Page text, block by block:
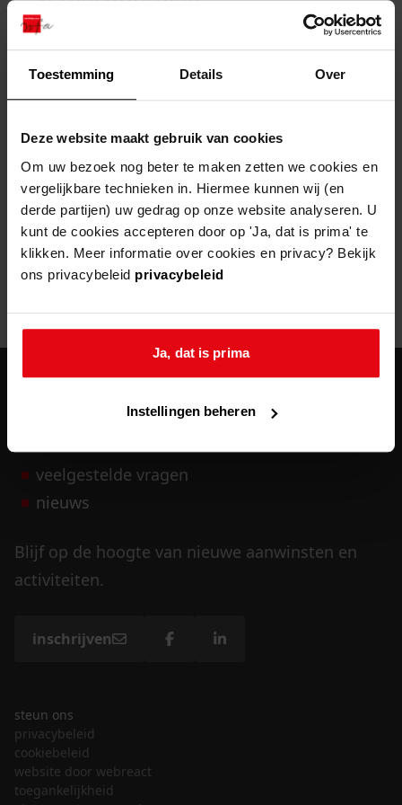
Toestemming Details Over
Deze website maakt gebruik van cookies
Om uw bezoek nog beter te maken zetten we cookies en
vergelijkbare technieken in. Hiermee kunnen wij (en
derde partijen) uw gedrag op onze website analyseren. U
kunt de cookies accepteren door op 'Ja, dat is prima' te
klikken. Meer informatie over cookies en privacy? Bekijk
ons privacybeleid privacybeleid
Ja, dat is prima
Instellingen beheren
bouwvergunningen
omgevingsvergunningen
vergunningen
uitleg nodig?
Wij helpen u op weg met een aantal zoektips.
bekijk alle zoektips
Wij helpen u op weg met een aantal zoektips.
bekijk alle zoektips
bekijk ons geschiedenislokaal
advisering en toezicht
beleidsplan
gemeenschappelijke regeling
publiek jaarverslag
steun het archief
U kunt ook Vriend worden en het Westfries
Archief steunen.
meer weten
zoektips
Door een fout tijdens het verwerken van deze pagina is het niet
404- Not Found
Mogelijk kunt u deze pagina niet bezoeken door:
een verouderde bladwijzer/favoriet
veelgestelde vragen
nieuws
Blijf op de hoogte van nieuwe aanwinsten en
activiteiten.
inschrijven
steun ons
privacybeleid
cookiebeleid
website door webreact
toegankelijkheid